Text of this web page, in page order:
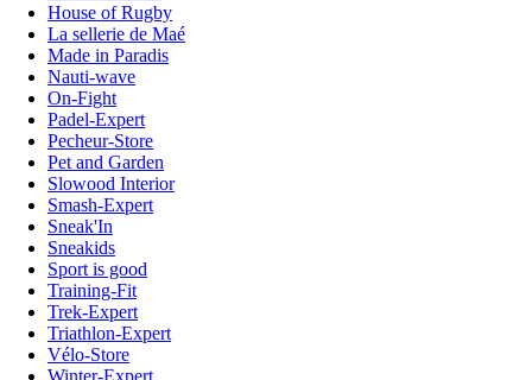
House of Rugby
La sellerie de Maé
Made in Paradis
Nauti-wave
On-Fight
Padel-Expert
Pecheur-Store
Pet and Garden
Slowood Interior
Smash-Expert
Sneak'In
Sneakids
Sport is good
Training-Fit
Trek-Expert
Triathlon-Expert
Vélo-Store